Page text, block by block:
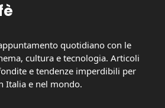
quotidiano con le
cultura e tecnologia. Articoli
e tendenze imperdibili per
Italia e nel mondo.